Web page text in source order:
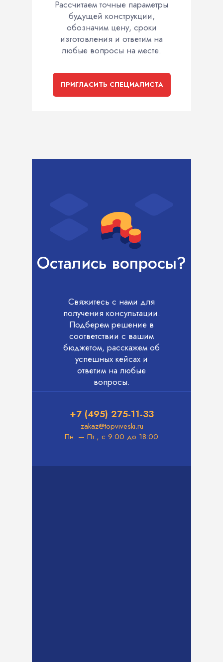
Рассчитаем точные параметры
будущей конструкции,
обозначим цену, сроки
изготовления и ответим на
любые вопросы на месте.
ПРИГЛАСИТЬ СПЕЦИАЛИСТА
Остались вопросы?
+7 (495) 275-11-33
zakaz@topviveski.ru
Пн. — Пт., с 9:00 до 18:00
Свяжитесь с нами для
получения консультации.
Подберем решение в
соответствии с вашим
бюджетом, расскажем об
успешных кейсах и
ответим на любые
вопросы.